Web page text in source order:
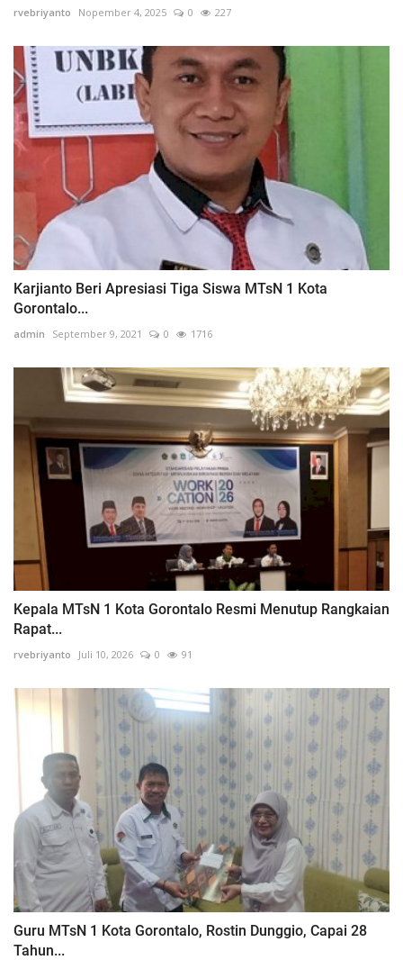
rvebriyanto Nopember 4, 2025 0 227
Karjianto Beri Apresiasi Tiga Siswa MTsN 1 Kota
Gorontalo...
admin September 9, 2021 0 1716
Kepala MTsN 1 Kota Gorontalo Resmi Menutup Rangkaian
Rapat...
rvebriyanto Juli 10, 2026 0 91
Guru MTsN 1 Kota Gorontalo, Rostin Dunggio, Capai 28
Tahun...